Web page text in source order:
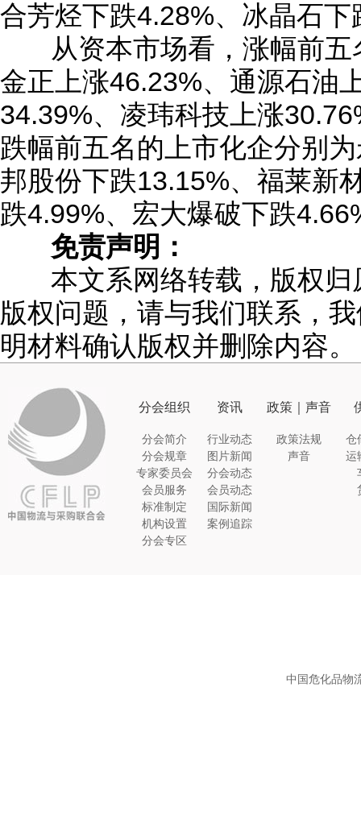
合芳烃下跌4.28%、冰晶石下
从资本市场看，涨幅前
金正上涨46.23%、通源石油
34.39%、凌玮科技上涨
跌幅前五名的上市化企分别
邦股份下跌13.15%、福莱新
跌4.99%、宏大爆破下跌
免责声明：
本文系网络转载，版权
版权问题，请与我们联系，
明材料确认版权并删除内容。
分会组织
分会简介
分会规章
专家委员会
会员服务
标准制定
机构设置
分会专区
资讯
行业动态
图片新闻
分会动态
会员动态
国际新闻
案例追踪
政策｜声音
政策法规
声音
仓
运
中国危化品物